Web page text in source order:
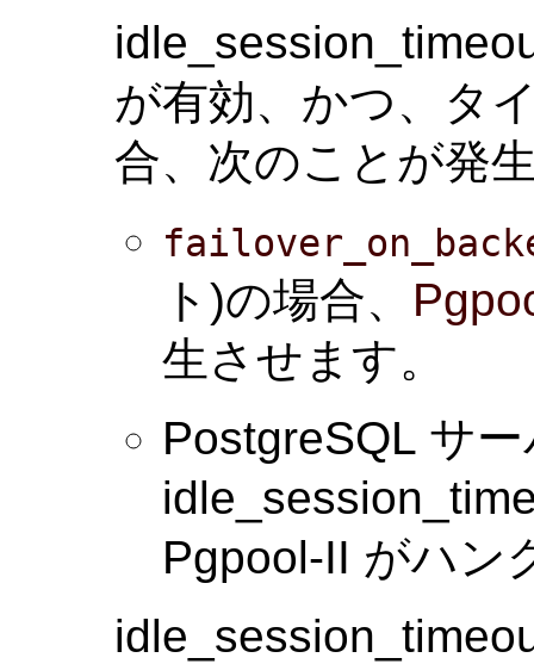
が有効、かつ、タ
合、次のことが発
ト)の場合、
生させます。
PostgreSQL サ
Pgpool-II がハン